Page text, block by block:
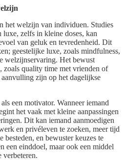
het welzijn van individuen. Studies
luxe, zelfs in kleine doses, kan
van geluk en tevredenheid. Dit
geestelijke luxe, zoals mindfulness,
welzijnservaring. Het bewust
zoals quality time met vrienden of
zijn op het dagelijkse
een motivator. Wanneer iemand
het vaak met kleine aanpassingen
Dit kan iemand aanmoedigen
en privéleven te zoeken, meer tijd
besteden, en bewuster keuzes te
een einddoel, maar ook een middel
verbeteren.